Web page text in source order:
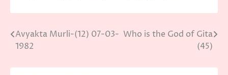
Post
Avyakta Murli-(12) 07-03-
1982
Who is the God of Gita
(45)